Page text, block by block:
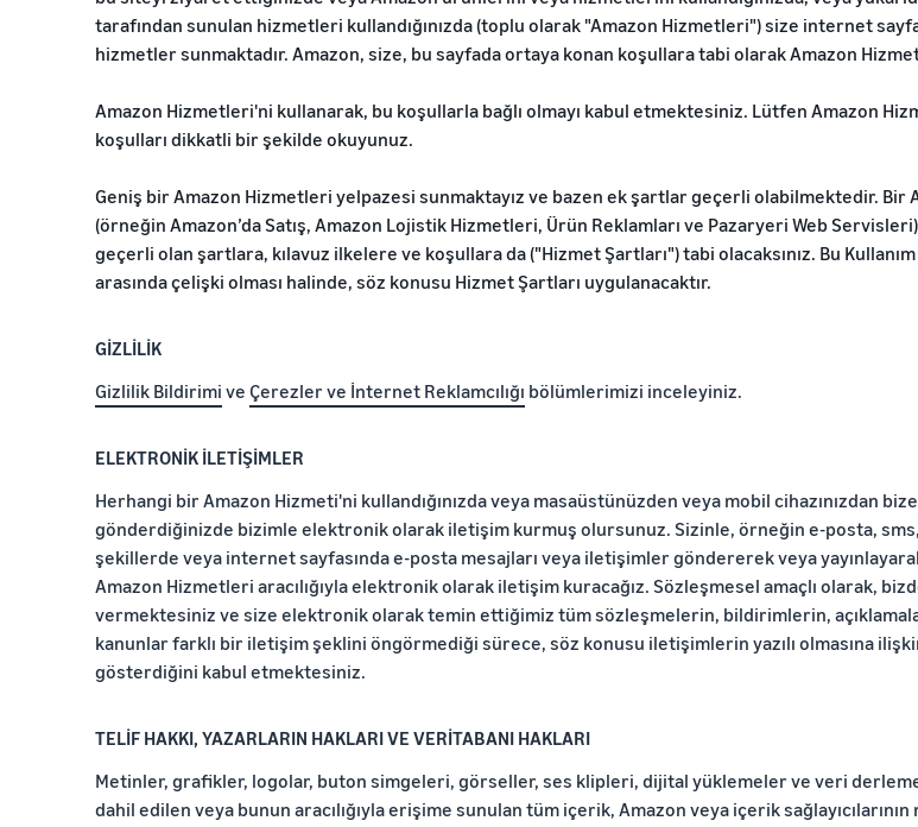
tarafından sunulan hizmetleri kullandığınızda (toplu olarak "Amazon Hizmetleri") size internet
hizmetler sunmaktadır. Amazon, size, bu sayfada ortaya konan koşullara tabi olarak Amazon
Amazon Hizmetleri'ni kullanarak, bu koşullarla bağlı olmayı kabul etmektesiniz. Lütfen Amazon
koşulları dikkatli bir şekilde okuyunuz.
Geniş bir Amazon Hizmetleri yelpazesi sunmaktayız ve bazen ek şartlar geçerli olabilmektedir. Bir
(örneğin Amazon’da Satış, Amazon Lojistik Hizmetleri, Ürün Reklamları ve Pazaryeri Web
geçerli olan şartlara, kılavuz ilkelere ve koşullara da ("Hizmet Şartları") tabi olacaksınız. Bu
arasında çelişki olması halinde, söz konusu Hizmet Şartları uygulanacaktır.
GİZLİLİK
Gizlilik Bildirimi ve Çerezler ve İnternet Reklamcılığı bölümlerimizi inceleyiniz.
ELEKTRONİK İLETİŞİMLER
Herhangi bir Amazon Hizmeti'ni kullandığınızda veya masaüstünüzden veya mobil cihazınızdan
gönderdiğinizde bizimle elektronik olarak iletişim kurmuş olursunuz. Sizinle, örneğin e-posta,
şekillerde veya internet sayfasında e-posta mesajları veya iletişimler göndererek veya
Amazon Hizmetleri aracılığıyla elektronik olarak iletişim kuracağız. Sözleşmesel amaçlı olarak,
vermektesiniz ve size elektronik olarak temin ettiğimiz tüm sözleşmelerin, bildirimlerin,
kanunlar farklı bir iletişim şeklini öngörmediği sürece, söz konusu iletişimlerin yazılı olmasına
gösterdiğini kabul etmektesiniz.
TELİF HAKKI, YAZARLARIN HAKLARI VE VERİTABANI HAKLARI
Metinler, grafikler, logolar, buton simgeleri, görseller, ses klipleri, dijital yüklemeler ve veri
dahil edilen veya bunun aracılığıyla erişime sunulan tüm içerik, Amazon veya içerik